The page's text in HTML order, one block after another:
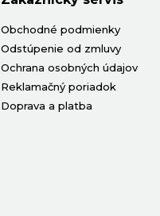
Obchodné podmienky
Odstúpenie od zmluvy
Ochrana osobných údajov
Reklamačný poriadok
Doprava a platba